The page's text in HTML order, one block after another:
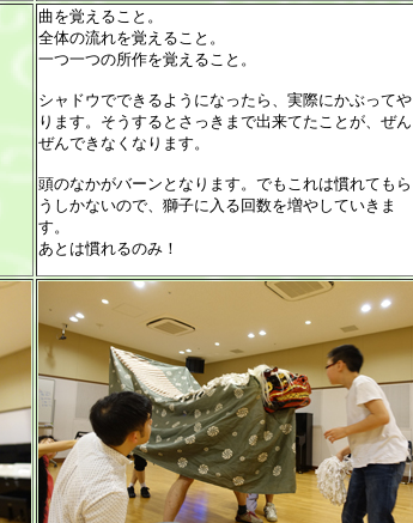
曲を覚えること。
全体の流れを覚えること。
一つ一つの所作を覚えること。
シャドウでできるようになったら、実際にかぶってや
ります。そうするとさっきまで出来てたことが、ぜん
ぜんできなくなります。
頭のなかがバーンとなります。でもこれは慣れてもら
うしかないので、獅子に入る回数を増やしていきま
す。
あとは慣れるのみ！